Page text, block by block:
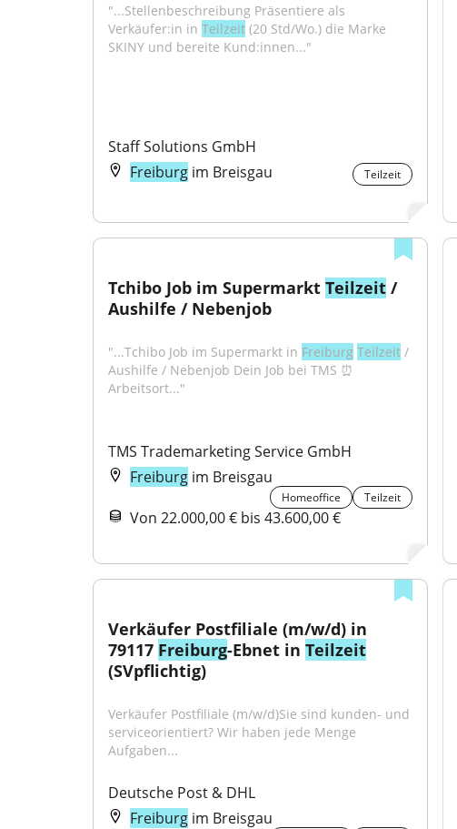
"...Stellenbeschreibung Präsentiere als
Verkäufer:in in Teilzeit (20 Std/Wo.) die Marke
SKINY und bereite Kund:innen..."
Staff Solutions GmbH
Freiburg im Breisgau Teilzeit
Tchibo Job im Supermarkt Teilzeit /
Aushilfe / Nebenjob
"...Tchibo Job im Supermarkt in Freiburg Teilzeit /
Aushilfe / Nebenjob Dein Job bei TMS ⏰
Arbeitsort..."
TMS Trademarketing Service GmbH
Freiburg im Breisgau
Homeoffice Teilzeit
Von 22.000,00 € bis 43.600,00 €
Verkäufer Postfiliale (m/w/d) in
79117 Freiburg-Ebnet in Teilzeit
(SVpflichtig)
Verkäufer Postfiliale (m/w/d)Sie sind kunden- und
serviceorientiert? Wir haben jede Menge
Aufgaben...
Deutsche Post & DHL
Freiburg im Breisgau